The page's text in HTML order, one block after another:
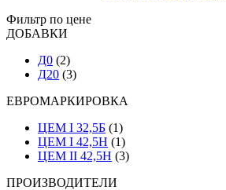
Фильтр по цене
ДОБАВКИ
Д0 (2)
Д20 (3)
ЕВРОМАРКИРОВКА
ЦЕМ I 32,5Б (1)
ЦЕМ I 42,5Н (1)
ЦЕМ II 42,5Н (3)
ПРОИЗВОДИТЕЛИ